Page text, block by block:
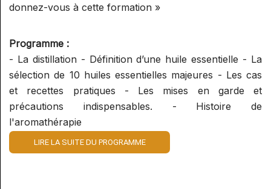
donnez-vous à cette formation »
Programme :
- La distillation - Définition d’une huile essentielle - La
sélection de 10 huiles essentielles majeures - Les cas
et recettes pratiques - Les mises en garde et
précautions indispensables. - Histoire de
l'aromathérapie
LIRE LA SUITE DU PROGRAMME